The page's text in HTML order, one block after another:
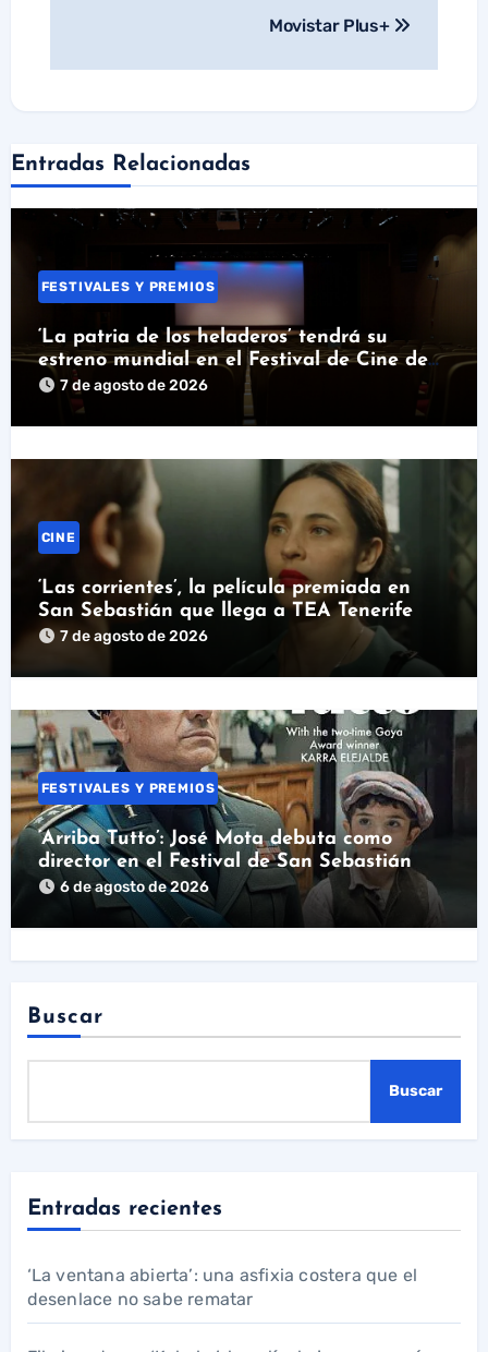
Movistar Plus+
Entradas Relacionadas
FESTIVALES Y PREMIOS
‘La patria de los heladeros’ tendrá su
estreno mundial en el Festival de Cine de
Santander
7 de agosto de 2026
CINE
‘Las corrientes’, la película premiada en
San Sebastián que llega a TEA Tenerife
7 de agosto de 2026
FESTIVALES Y PREMIOS
‘Arriba Tutto’: José Mota debuta como
director en el Festival de San Sebastián
6 de agosto de 2026
Buscar
Buscar
Entradas recientes
‘La ventana abierta’: una asfixia costera que el
desenlace no sabe rematar